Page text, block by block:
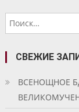
по
записям
СВЕЖИЕ
ВСЕНОЩНОЕ